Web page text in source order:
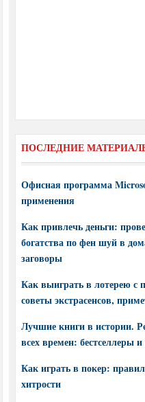
ПОСЛЕДНИЕ
Офисная программа
применения
Как привлечь деньги:
богатства по фен шуй в
заговоры
Как выиграть в лотерею с
советы экстрасенсов,
Лучшие книги в истории.
всех времен:
Как играть в покер:
хитрости